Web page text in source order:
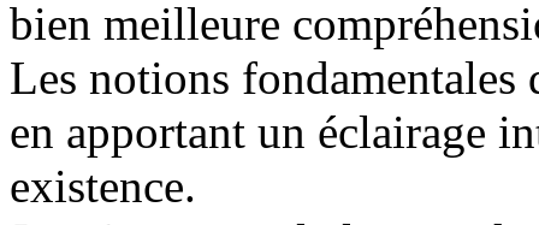
bien meilleure
Les notions fondamentales
en apportant un éclairage
existence.